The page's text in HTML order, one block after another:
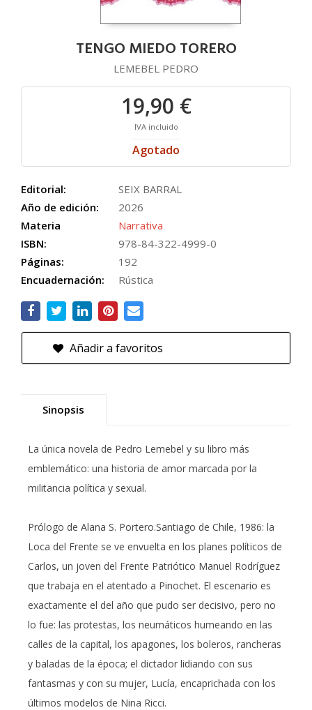
TENGO MIEDO TORERO
LEMEBEL PEDRO
19,90 €
IVA incluido
Agotado
Editorial:
SEIX BARRAL
Año de edición:
2026
Materia
Narrativa
ISBN:
978-84-322-4999-0
Páginas:
192
Encuadernación:
Rústica
Añadir a favoritos
Sinopsis
La única novela de Pedro Lemebel y su libro más
emblemático: una historia de amor marcada por la
militancia política y sexual.
Prólogo de Alana S. Portero.Santiago de Chile, 1986: la
Loca del Frente se ve envuelta en los planes políticos de
Carlos, un joven del Frente Patriótico Manuel Rodríguez
que trabaja en el atentado a Pinochet. El escenario es
exactamente el del año que pudo ser decisivo, pero no
lo fue: las protestas, los neumáticos humeando en las
calles de la capital, los apagones, los boleros, rancheras
y baladas de la época; el dictador lidiando con sus
fantasmas y con su mujer, Lucía, encaprichada con los
últimos modelos de Nina Ricci.